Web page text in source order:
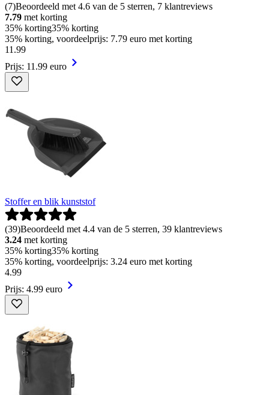
(7)Beoordeeld met 4.6 van de 5 sterren, 7 klantreviews
7.79 met korting
35% korting35% korting
35% korting, voordeelprijs: 7.79 euro met korting
11 .99
Prijs: 11.99 euro
Stoffer en blik kunststof
(39)Beoordeeld met 4.4 van de 5 sterren, 39 klantreviews
3.24 met korting
35% korting35% korting
35% korting, voordeelprijs: 3.24 euro met korting
4.99
Prijs: 4.99 euro